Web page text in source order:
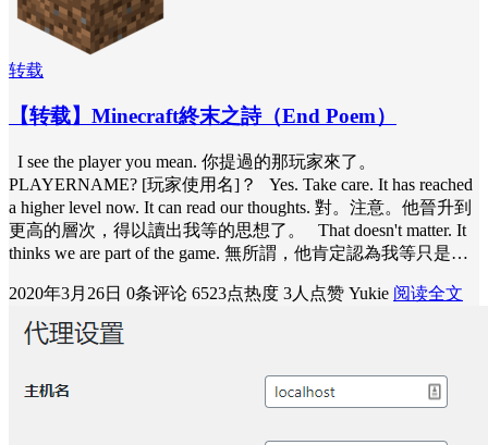
转载
【转载】Minecraft終末之詩（End Poem）
I see the player you mean. 你提過的那玩家來了。
PLAYERNAME? [玩家使用名]？ Yes. Take care. It has reached
a higher level now. It can read our thoughts. 對。注意。他晉升到
更高的層次，得以讀出我等的思想了。 That doesn't matter. It
thinks we are part of the game. 無所謂，他肯定認為我等只是…
2020年3月26日 0条评论 6523点热度 3人点赞 Yukie 阅读全文